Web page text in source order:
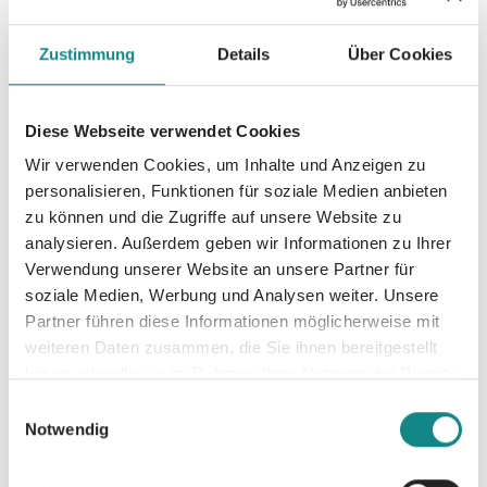
Zustimmung Details Über Cookies
Diese Webseite verwendet Cookies
Wir verwenden Cookies, um Inhalte und Anzeigen zu
personalisieren, Funktionen für soziale Medien anbieten
zu können und die Zugriffe auf unsere Website zu
analysieren. Außerdem geben wir Informationen zu Ihrer
Verwendung unserer Website an unsere Partner für
soziale Medien, Werbung und Analysen weiter. Unsere
Partner führen diese Informationen möglicherweise mit
weiteren Daten zusammen, die Sie ihnen bereitgestellt
Notwendig
Pascal Voggenhuber
25. März 2025
Interview mit Bestseller-